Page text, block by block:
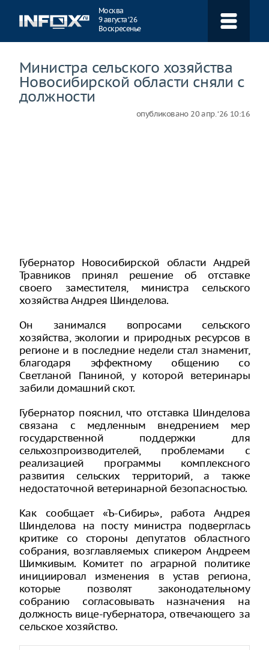
Москва
9 августа ‘26
Воскресенье
Министра сельского хозяйства
Новосибирской области сняли с
должности
опубликовано 20 апр. ‘26 10:16
Губернатор Новосибирской области Андрей
Травников принял решение об отставке
своего заместителя, министра сельского
хозяйства Андрея Шинделова.
Он занимался вопросами сельского
хозяйства, экологии и природных ресурсов в
регионе и в последние недели стал знаменит,
благодаря эффектному общению со
Светланой Паниной, у которой ветеринары
забили домашний скот.
Губернатор пояснил, что отставка Шинделова
связана с медленным внедрением мер
государственной поддержки для
сельхозпроизводителей, проблемами с
реализацией программы комплексного
развития сельских территорий, а также
недостаточной ветеринарной безопасностью.
Как сообщает «Ъ-Сибирь», работа Андрея
Шинделова на посту министра подверглась
критике со стороны депутатов областного
собрания, возглавляемых спикером Андреем
Шимкивым. Комитет по аграрной политике
инициировал изменения в устав региона,
которые позволят законодательному
собранию согласовывать назначения на
должность вице-губернатора, отвечающего за
сельское хозяйство.